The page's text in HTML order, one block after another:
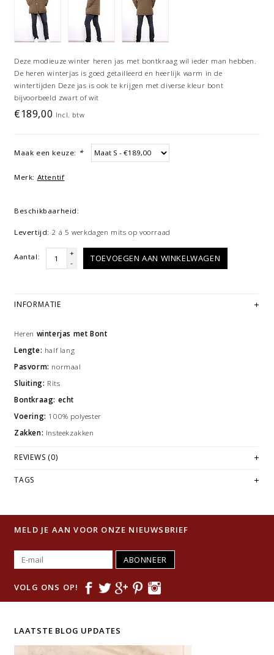
Deze modieuze winter heren jas met bontkraag wil ieder man hebben.
De heren winterjas is goed getailleerd en heerlijk warm in de
wintertijden Deze jas is ook te krijgen met diverse kleur bont
bijvoorbeeld zwart of wit
€189,00 Incl. btw
Maak een keuze: *
Merk: Attentif
Beschikbaarheid:
Levertijd: 2 á 5 werkdagen mits op voorraad
Aantal:
+
-
TOEVOEGEN AAN WINKELWAGEN
INFORMATIE
Heren winterjas met Bont
Lengte: half lang
Pasvorm: normaal
Sluiting: Rits
Bontkraag: echt
Voering: 100% polyester
Zakken: Insteekzakken
REVIEWS (0)
TAGS
MELD JE AAN VOOR ONZE NIEUWSBRIEF
ABONNEER
VOLG ONS OP!
LAATSTE BLOG UPDATES